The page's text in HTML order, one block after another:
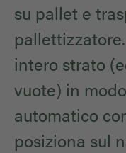
su pallet e
intero strato
vuote) in
automatico
posiziona sul